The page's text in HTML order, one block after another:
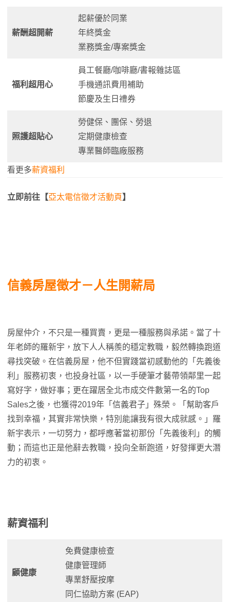
薪酬超開薪
起薪優於同業
年終獎金
業務獎金/專案獎金
福利超用心
員工餐廳/咖啡廳/書報雜誌區
手機通訊費用補助
節慶及生日禮券
照護超貼心
勞健保、團保、勞退
定期健康檢查
專業醫師臨廠服務
看更多薪資福利
立即前往【亞太電信徵才活動頁 】
信義房屋徵才－人生開薪局
房屋仲介，不只是一種買賣，更是一種服務與承諾。當了十
年老師的羅新宇，放下人人稱羨的穩定教職，毅然轉換跑道
尋找突破。在信義房屋，他不但實踐當初感動他的「先義後
利」服務初衷，也投身社區，以一手硬筆才藝帶領鄰里一起
寫好字，做好事；更在躍居全北市成交件數第一名的Top
Sales之後，也獲得2019年「信義君子」殊榮。「幫助客戶
找到幸福，其實非常快樂，特別能讓我有很大成就感。」羅
新宇表示，一切努力，都呼應著當初那份「先義後利」的觸
動；而這也正是他辭去教職，投向全新跑道，好發揮更大潛
力的初衷。
薪資福利
顧健康
免費健康檢查
健康管理師
專業舒壓按摩
同仁協助方案 (EAP)